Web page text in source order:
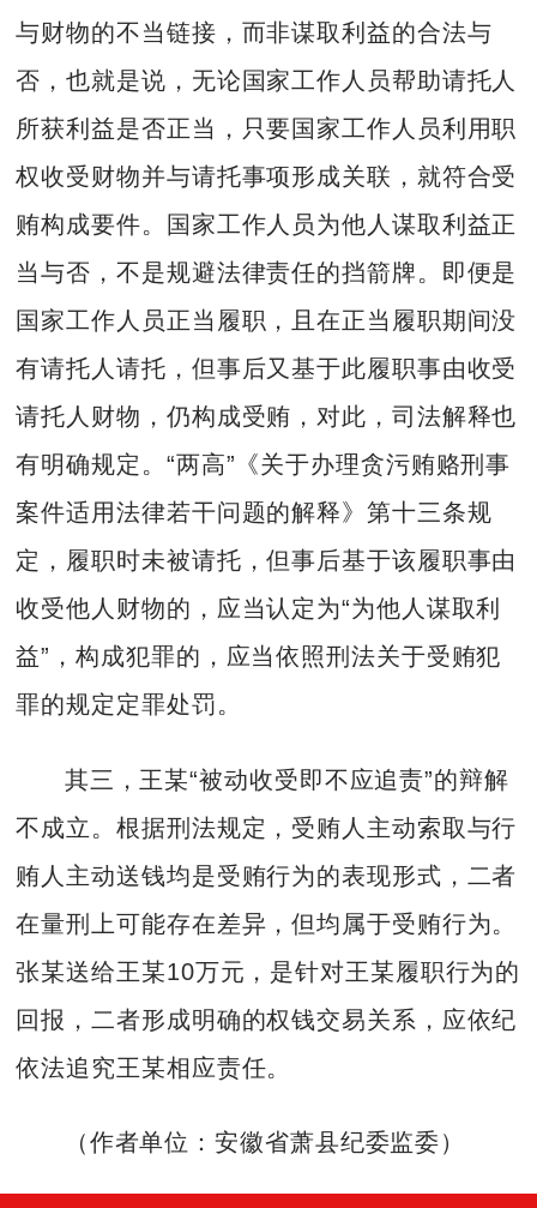
与财物的不当链接，而非谋取利益的合法与
否，也就是说，无论国家工作人员帮助请托人
所获利益是否正当，只要国家工作人员利用职
权收受财物并与请托事项形成关联，就符合受
贿构成要件。国家工作人员为他人谋取利益正
当与否，不是规避法律责任的挡箭牌。即便是
国家工作人员正当履职，且在正当履职期间没
有请托人请托，但事后又基于此履职事由收受
请托人财物，仍构成受贿，对此，司法解释也
有明确规定。“两高”《关于办理贪污贿赂刑事
案件适用法律若干问题的解释》第十三条规
定，履职时未被请托，但事后基于该履职事由
收受他人财物的，应当认定为“为他人谋取利
益”，构成犯罪的，应当依照刑法关于受贿犯
罪的规定定罪处罚。
其三，王某“被动收受即不应追责”的辩解
不成立。根据刑法规定，受贿人主动索取与行
贿人主动送钱均是受贿行为的表现形式，二者
在量刑上可能存在差异，但均属于受贿行为。
张某送给王某10万元，是针对王某履职行为的
回报，二者形成明确的权钱交易关系，应依纪
依法追究王某相应责任。
（作者单位：安徽省萧县纪委监委）